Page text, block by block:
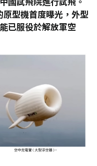
原型機首度曝光，外型
已服役於解放軍空